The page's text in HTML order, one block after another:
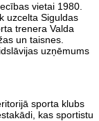
vietai 1980.
uzcelta Siguldas
trenera Valda
un taisnes.
uzņēmums
sporta klubs
kas sportistu